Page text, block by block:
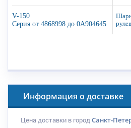
V-150
Серия от 4868998 до 0A904645
Информация о доставке
Цена доставки в городСанкт-